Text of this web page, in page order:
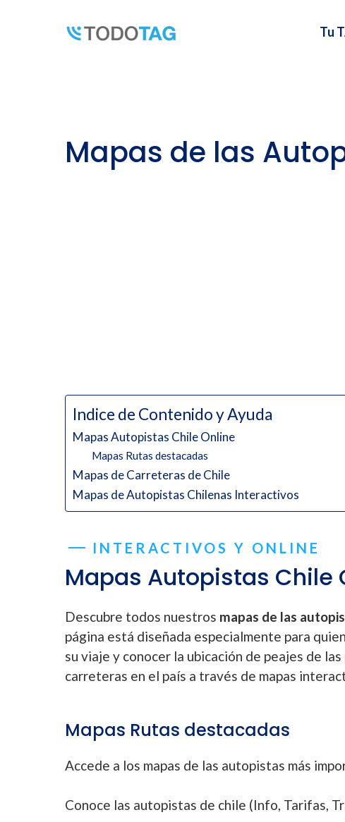
Tu
Mapas de las
Indice de Contenido y Ayuda
Mapas Autopistas Chile Online
Mapas Rutas destacadas
Mapas de Carreteras de Chile
Mapas de Autopistas Chilenas Interactivos
INTERACTIVOS Y ONLINE
Mapas Autopistas Chile
Descubre todos nuestros mapas de las
página está diseñada especialmente para
su viaje y conocer la ubicación de peajes de
carreteras en el país a través de mapas
Mapas Rutas destacadas
Accede a los mapas de las autopistas más
Conoce las autopistas de chile (Info, Tarifas,